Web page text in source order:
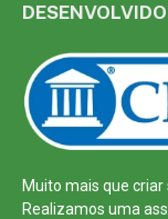
Muito mais que criar
Realizamos uma